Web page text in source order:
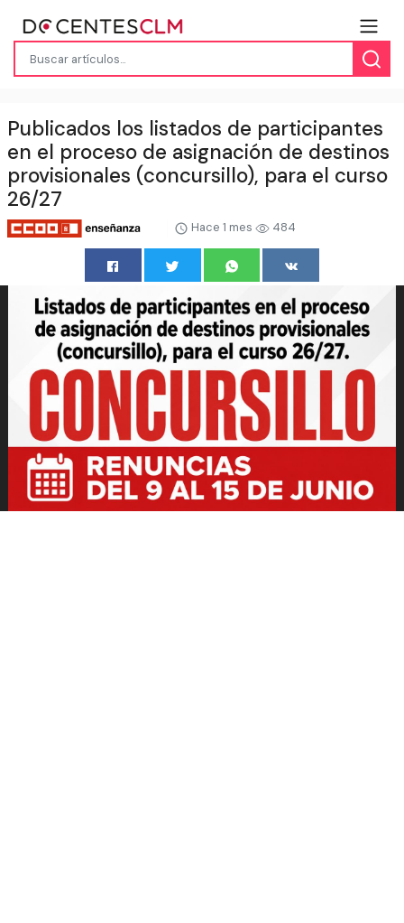
Publicados los listados de participantes
en el proceso de asignación de destinos
provisionales (concursillo), para el curso
26/27
Hace 1 mes 484